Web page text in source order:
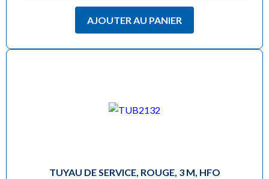
AJOUTER AU PANIER
TUYAU DE SERVICE, ROUGE, 3 M, HFO